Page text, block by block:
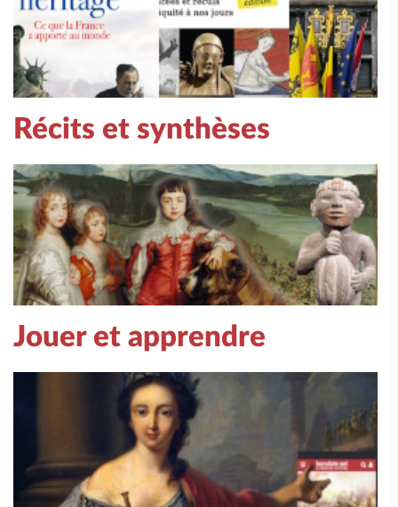
Récits et synthèses
Jouer et apprendre